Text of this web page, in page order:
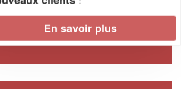
CHEZTOIT & MOI (SAS)
Impasse Des Vergers De Maguy
38150 Chanas
En savoir plus